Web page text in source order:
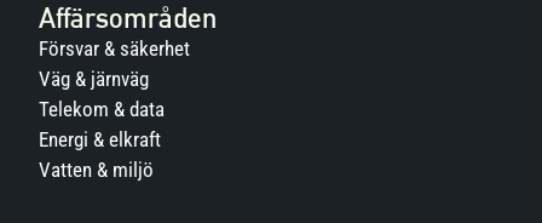
Affärsområden
Försvar & säkerhet
Väg & järnväg
Telekom & data
Energi & elkraft
Vatten & miljö